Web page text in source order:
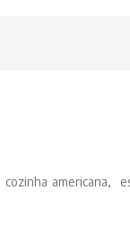
americana,